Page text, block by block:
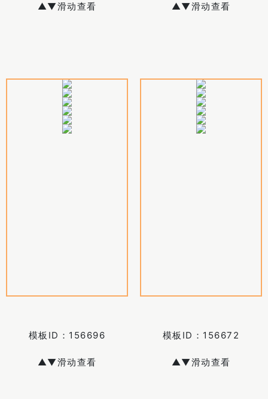
▲▼滑动查看 ▲▼滑动查看
模板ID： 156696
▲▼滑动查看
模板ID： 156672
▲▼滑动查看